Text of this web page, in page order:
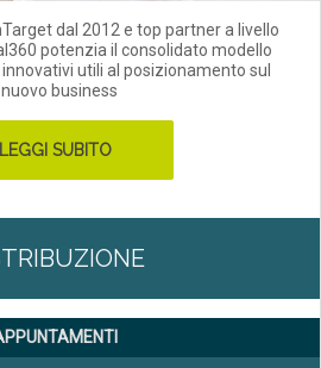
dal 2012 e top partner a livello
potenzia il consolidato modello
utili al posizionamento sul
business
LEGGI SUBITO